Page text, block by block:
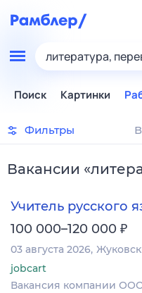
литература,
Поиск Картинки
Фильтры
Вакансии «
Учитель русского
100 000–120 000 ₽
03 августа 2026
jobcart
Вакансия компании